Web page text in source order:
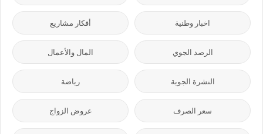
اخبار وطنية أفكار مشاريع
الرصد الجوي المال والأعمال
النشرة الجوية رياضة
سعر الصرف عروض الزواج